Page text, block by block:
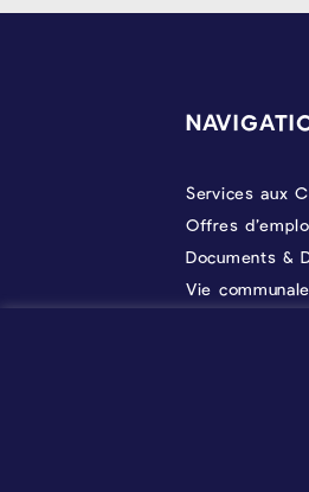
Services aux
Offres
Documents &
Vie communale